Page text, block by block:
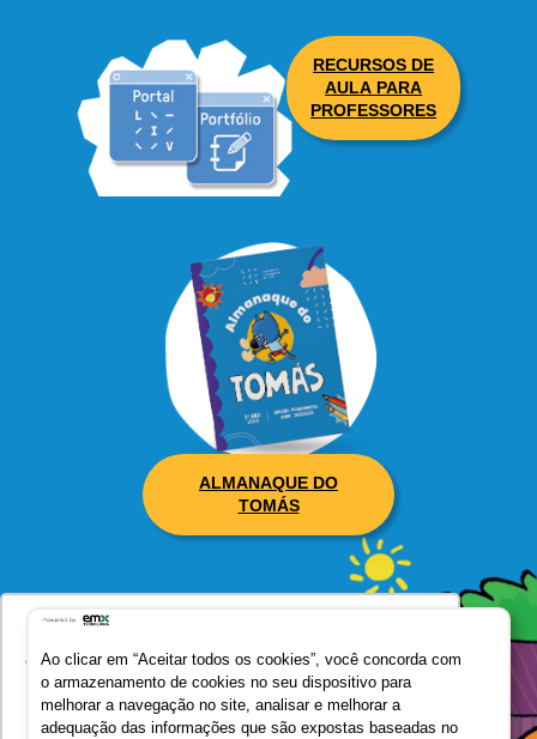
Utilizamos seus dados para oferecer uma
experiência mais relevante ao analisar e
personalizar conteúdos e anúncios em nossa
plataforma e em serviços de terceiros. Consulte
RECURSOS DE
AULA PARA
PROFESSORES
ALMANAQUE DO
TOMÁS
Ao clicar em “Aceitar todos os cookies”, você concorda com
o armazenamento de cookies no seu dispositivo para
melhorar a navegação no site, analisar e melhorar a
adequação das informações que são expostas baseadas no